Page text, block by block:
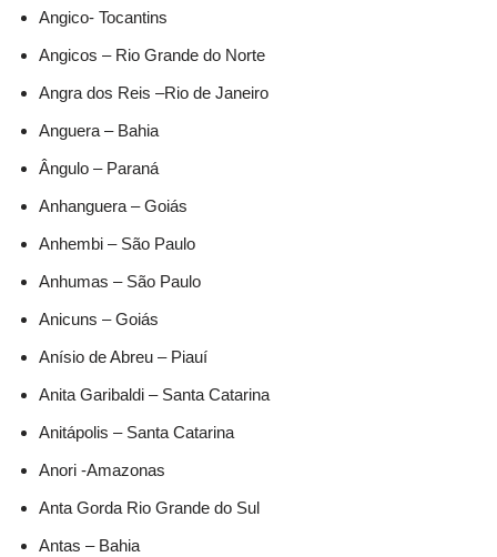
Angico- Tocantins
Angicos – Rio Grande do Norte
Angra dos Reis –Rio de Janeiro
Anguera – Bahia
Ângulo – Paraná
Anhanguera – Goiás
Anhembi – São Paulo
Anhumas – São Paulo
Anicuns – Goiás
Anísio de Abreu – Piauí
Anita Garibaldi – Santa Catarina
Anitápolis – Santa Catarina
Anori -Amazonas
Anta Gorda Rio Grande do Sul
Antas – Bahia